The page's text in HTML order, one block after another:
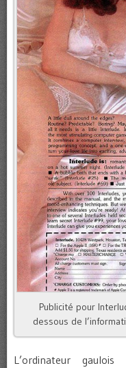
Publicité pour
dessous de
L’ordinateur